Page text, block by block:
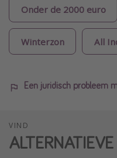
Onder de 2000 euro
Winterzon All
Een juridisch probleem
VIND